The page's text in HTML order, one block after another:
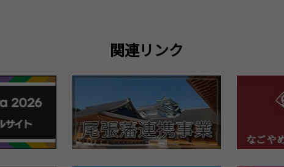
関連リンク